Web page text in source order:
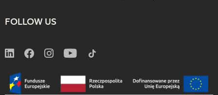
FOLLOW US